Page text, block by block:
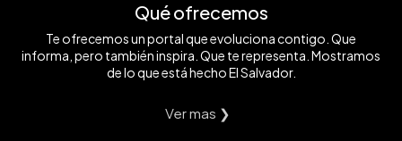
Qué ofrecemos
Te ofrecemos un portal que evoluciona contigo. Que
informa, pero también inspira. Que te representa. Mostramos
de lo que está hecho El Salvador.
Ver mas ❯